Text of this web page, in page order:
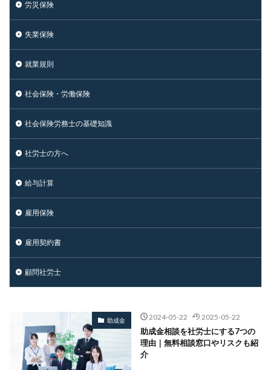
労災保険
失業保険
就業規則
社会保険・労働保険
社会保険労務士の基礎知識
社労士の方へ
給与計算
雇用保険
雇用契約書
顧問社労士
助成金 2024-05-22 2025-05-22
助成金相談を社労士にする7つの
理由｜無料相談窓口やリスクも紹
介